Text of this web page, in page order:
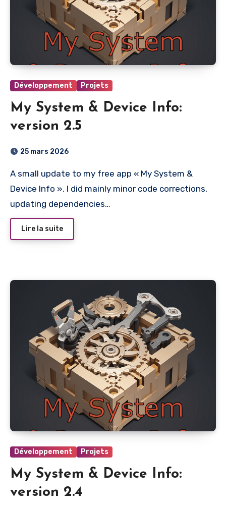
Développement Projets
My System & Device Info:
version 2.5
25 mars 2026
A small update to my free app « My System &
Device Info ». I did mainly minor code corrections,
updating dependencies…
Lire la suite
Développement Projets
My System & Device Info:
version 2.4